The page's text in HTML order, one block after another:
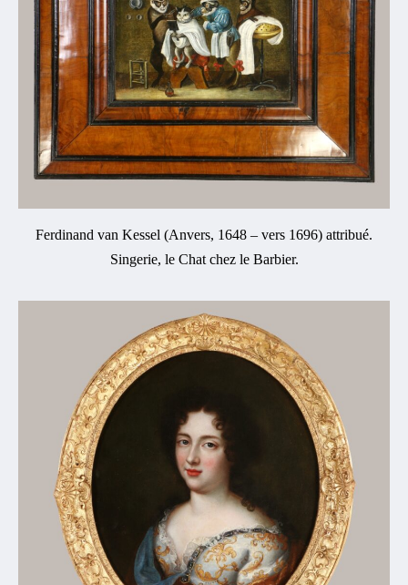
Ferdinand van Kessel (Anvers, 1648 – vers 1696) attribué.
Singerie, le Chat chez le Barbier.